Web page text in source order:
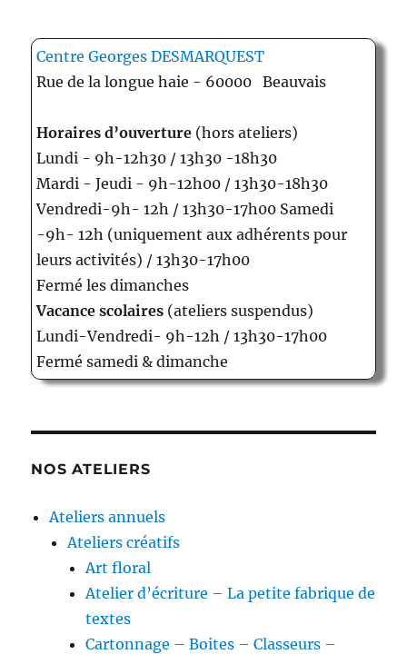
Centre Georges DESMARQUEST
Rue de la longue haie - 60000 Beauvais
Horaires d’ouverture (hors ateliers)
Lundi - 9h-12h30 / 13h30 -18h30
Mardi - Jeudi - 9h-12h00 / 13h30-18h30
Vendredi-9h- 12h / 13h30-17h00 Samedi
-9h- 12h (uniquement aux adhérents pour
leurs activités) / 13h30-17h00
Fermé les dimanches
Vacance scolaires (ateliers suspendus)
Lundi-Vendredi- 9h-12h / 13h30-17h00
Fermé samedi & dimanche
NOS ATELIERS
Ateliers annuels
Ateliers créatifs
Art floral
Atelier d’écriture – La petite fabrique de
textes
Cartonnage – Boites – Classeurs –